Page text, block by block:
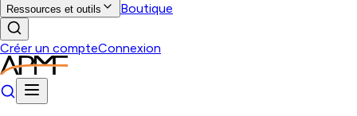
Ressources et outils
Boutique
Créer un compteConnexion